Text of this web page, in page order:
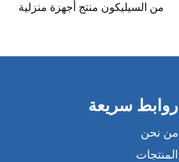
من السيليكون منتج أجهزة منزلية
روابط سريعة
من نحن
المنتجات